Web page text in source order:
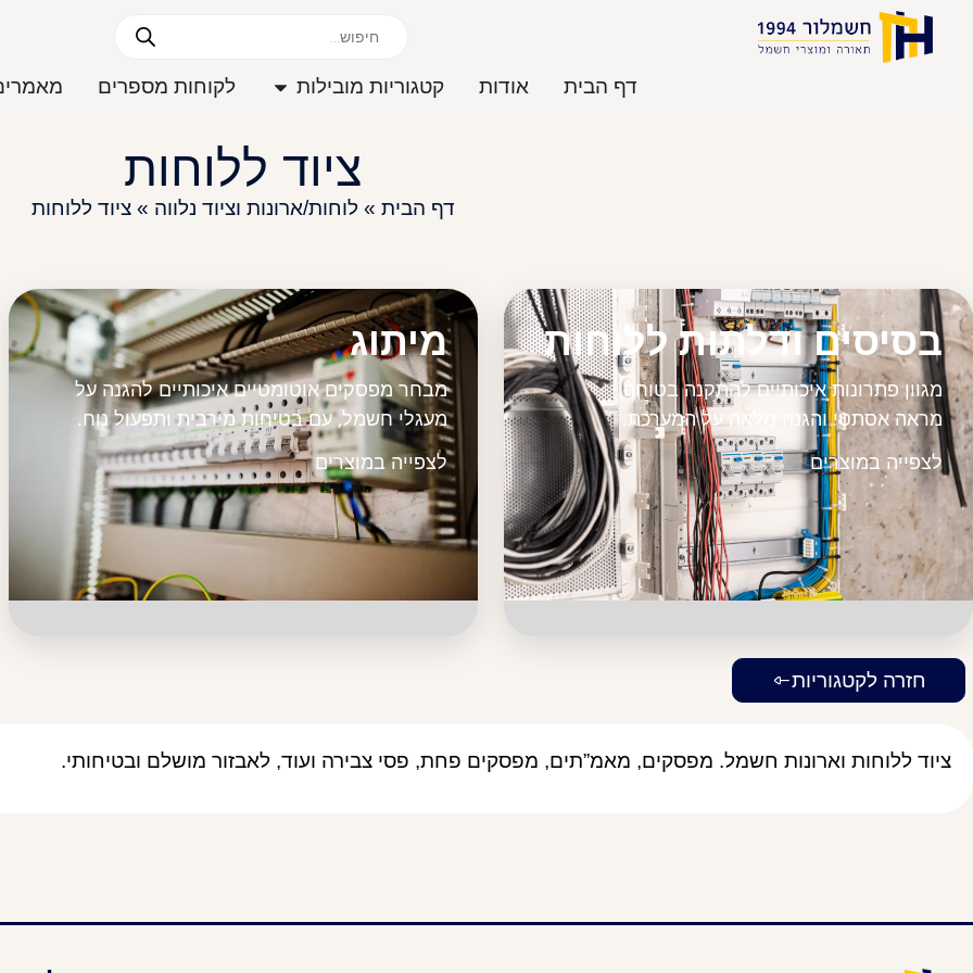
דף הבית אודות קטגוריות מובילות לקוחות מספרים
ציוד ללוחות
דף הבית » לוחות/ארונות וציוד נלווה » ציוד ללוחות
בסיסים ודלתות ללוחות
מגוון פתרונות איכותיים להתקנה בטוחה,
מראה אסתטי והגנה מלאה על המערכת.
לצפייה במוצרים
מיתוג
מבחר מפסקים אוטומטיים איכותיים להגנה על
מעגלי חשמל, עם בטיחות מירבית ותפעול נוח.
לצפייה במוצרים
חזרה לקטגוריות
ציוד ללוחות וארונות חשמל. מפסקים, מאמ”תים, מפסקים פחת, פסי צבירה ועוד, לאבזור מושלם ובטיחותי.